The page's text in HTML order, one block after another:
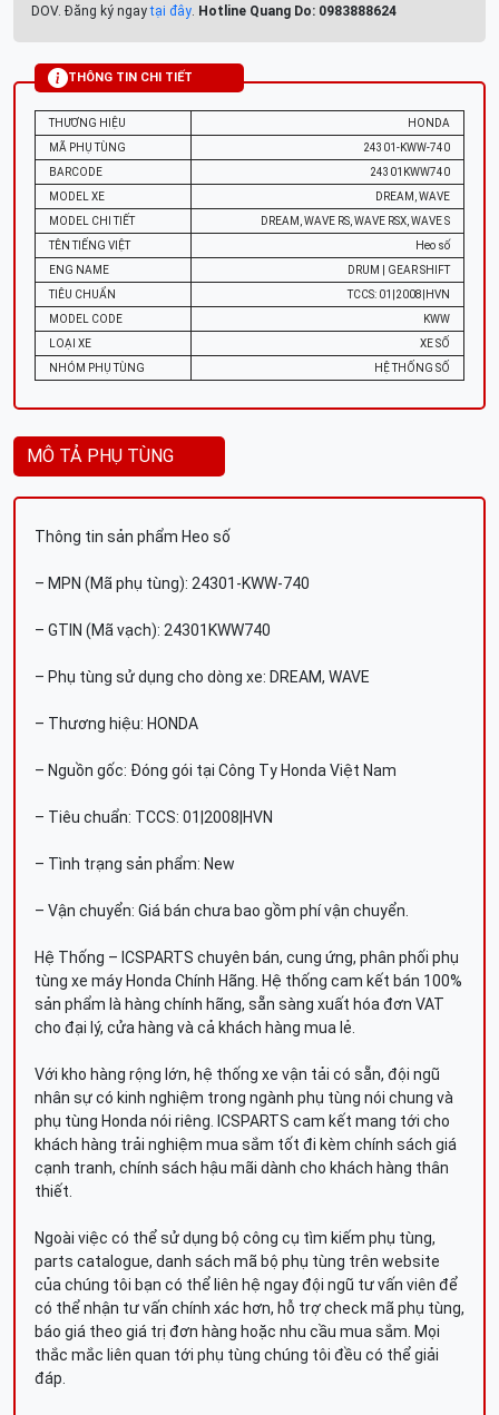
DOV. Đăng ký ngaytại đây. Hotline Quang Do: 0983888624
THÔNG TIN CHI TIẾT
THƯƠNG HIỆU
HONDA
MÃ PHỤ TÙNG
24301-KWW-740
BARCODE
24301KWW740
MODEL XE
DREAM, WAVE
MODEL CHI TIẾT
DREAM, WAVE RS, WAVE RSX, WAVE S
TÊN TIẾNG VIỆT
Heo số
ENG NAME
DRUM | GEAR SHIFT
TIÊU CHUẨN
TCCS: 01|2008|HVN
MODEL CODE
KWW
LOẠI XE
XE SỐ
NHÓM PHỤ TÙNG
HỆ THỐNG SỐ
MÔ TẢ PHỤ TÙNG
Thông tin sản phẩm Heo số
– MPN (Mã phụ tùng): 24301-KWW-740
– GTIN (Mã vạch): 24301KWW740
– Phụ tùng sử dụng cho dòng xe: DREAM, WAVE
– Thương hiệu: HONDA
– Nguồn gốc: Đóng gói tại Công Ty Honda Việt Nam
– Tiêu chuẩn: TCCS: 01|2008|HVN
– Tình trạng sản phẩm: New
– Vận chuyển: Giá bán chưa bao gồm phí vận chuyển.
Hệ Thống – ICSPARTS chuyên bán, cung ứng, phân phối phụ
tùng xe máy Honda Chính Hãng. Hệ thống cam kết bán 100%
sản phẩm là hàng chính hãng, sẵn sàng xuất hóa đơn VAT
cho đại lý, cửa hàng và cả khách hàng mua lẻ.
Với kho hàng rộng lớn, hệ thống xe vận tải có sẵn, đội ngũ
nhân sự có kinh nghiệm trong ngành phụ tùng nói chung và
phụ tùng Honda nói riêng. ICSPARTS cam kết mang tới cho
khách hàng trải nghiệm mua sắm tốt đi kèm chính sách giá
cạnh tranh, chính sách hậu mãi dành cho khách hàng thân
thiết.
Ngoài việc có thể sử dụng bộ công cụ tìm kiếm phụ tùng,
parts catalogue, danh sách mã bộ phụ tùng trên website
của chúng tôi bạn có thể liên hệ ngay đội ngũ tư vấn viên để
có thể nhận tư vấn chính xác hơn, hỗ trợ check mã phụ tùng,
báo giá theo giá trị đơn hàng hoặc nhu cầu mua sắm. Mọi
thắc mắc liên quan tới phụ tùng chúng tôi đều có thể giải
đáp.